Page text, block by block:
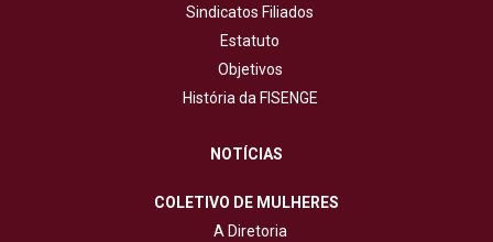
Sindicatos Filiados
Estatuto
Objetivos
História da FISENGE
NOTÍCIAS
COLETIVO DE MULHERES
A Diretoria